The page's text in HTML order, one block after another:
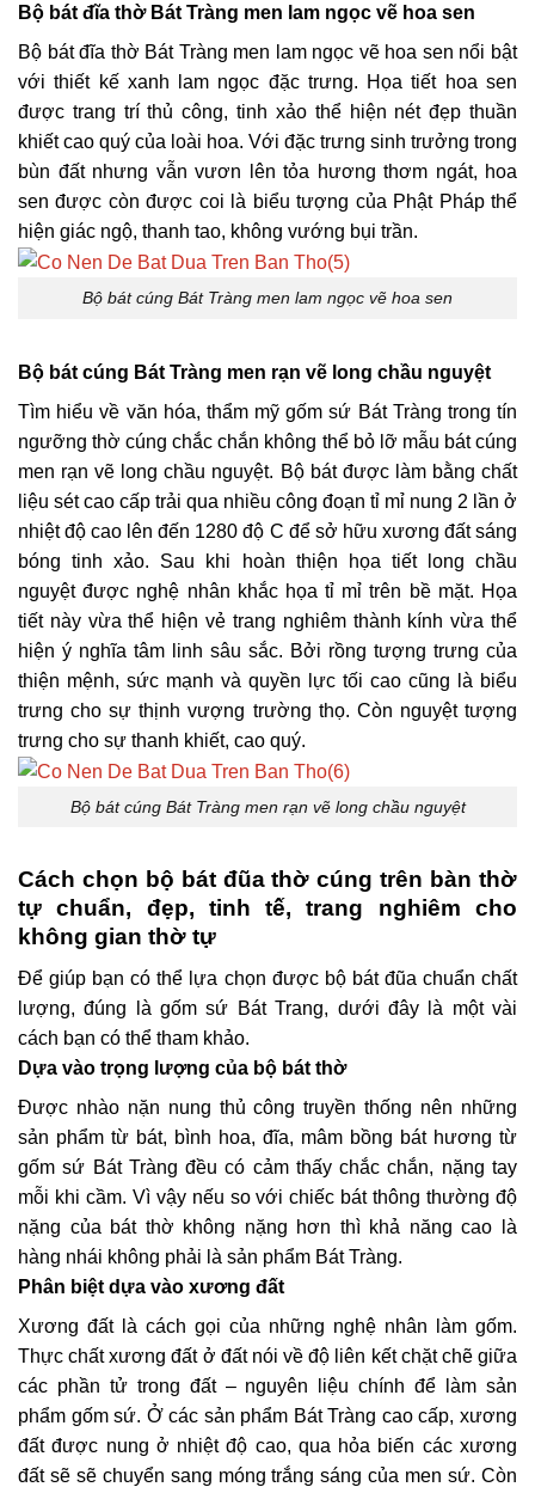
Bộ bát đĩa thờ Bát Tràng men lam ngọc vẽ hoa sen
Bộ bát đĩa thờ Bát Tràng men lam ngọc vẽ hoa sen nổi bật
với thiết kế xanh lam ngọc đặc trưng. Họa tiết hoa sen
được trang trí thủ công, tinh xảo thể hiện nét đẹp thuần
khiết cao quý của loài hoa. Với đặc trưng sinh trưởng trong
bùn đất nhưng vẫn vươn lên tỏa hương thơm ngát, hoa
sen được còn được coi là biểu tượng của Phật Pháp thể
hiện giác ngộ, thanh tao, không vướng bụi trần.
Bộ bát cúng Bát Tràng men lam ngọc vẽ hoa sen
Bộ bát cúng Bát Tràng men rạn vẽ long chầu nguyệt
Tìm hiểu về văn hóa, thẩm mỹ gốm sứ Bát Tràng trong tín
ngưỡng thờ cúng chắc chắn không thể bỏ lỡ mẫu bát cúng
men rạn vẽ long chầu nguyệt. Bộ bát được làm bằng chất
liệu sét cao cấp trải qua nhiều công đoạn tỉ mỉ nung 2 lần ở
nhiệt độ cao lên đến 1280 độ C để sở hữu xương đất sáng
bóng tinh xảo. Sau khi hoàn thiện họa tiết long chầu
nguyệt được nghệ nhân khắc họa tỉ mỉ trên bề mặt. Họa
tiết này vừa thể hiện vẻ trang nghiêm thành kính vừa thể
hiện ý nghĩa tâm linh sâu sắc. Bởi rồng tượng trưng của
thiện mệnh, sức mạnh và quyền lực tối cao cũng là biểu
trưng cho sự thịnh vượng trường thọ. Còn nguyệt tượng
trưng cho sự thanh khiết, cao quý.
Bộ bát cúng Bát Tràng men rạn vẽ long chầu nguyệt
Cách chọn bộ bát đũa thờ cúng trên bàn thờ
tự chuẩn, đẹp, tinh tế, trang nghiêm cho
không gian thờ tự
Để giúp bạn có thể lựa chọn được bộ bát đũa chuẩn chất
lượng, đúng là gốm sứ Bát Trang, dưới đây là một vài
cách bạn có thể tham khảo.
Dựa vào trọng lượng của bộ bát thờ
Được nhào nặn nung thủ công truyền thống nên những
sản phẩm từ bát, bình hoa, đĩa, mâm bồng bát hương từ
gốm sứ Bát Tràng đều có cảm thấy chắc chắn, nặng tay
mỗi khi cầm. Vì vậy nếu so với chiếc bát thông thường độ
nặng của bát thờ không nặng hơn thì khả năng cao là
hàng nhái không phải là sản phẩm Bát Tràng.
Phân biệt dựa vào xương đất
Xương đất là cách gọi của những nghệ nhân làm gốm.
Thực chất xương đất ở đất nói về độ liên kết chặt chẽ giữa
các phần tử trong đất – nguyên liệu chính để làm sản
phẩm gốm sứ. Ở các sản phẩm Bát Tràng cao cấp, xương
đất được nung ở nhiệt độ cao, qua hỏa biến các xương
đất sẽ sẽ chuyển sang móng trắng sáng của men sứ. Còn